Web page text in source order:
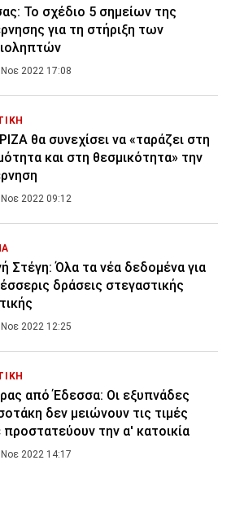
Το σχέδιο 5 σημείων της
για τη στήριξη των
2022 17:08
θα συνεχίσει να «ταράζει στη
και στη θεσμικότητα» την
2022 09:12
Στέγη: Όλα τα νέα δεδομένα για
δράσεις στεγαστικής
2022 12:25
από Έδεσσα: Οι εξυπνάδες
δεν μειώνουν τις τιμές
προστατεύουν την α' κατοικία
2022 14:17